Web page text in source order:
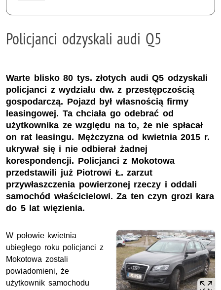
Policjanci odzyskali audi Q5
Warte blisko 80 tys. złotych audi Q5 odzyskali
policjanci z wydziału dw. z przestępczością
gospodarczą. Pojazd był własnością firmy
leasingowej. Ta chciała go odebrać od
użytkownika ze względu na to, że nie spłacał
on rat leasingu. Mężczyzna od kwietnia 2015 r.
ukrywał się i nie odbierał żadnej
korespondencji. Policjanci z Mokotowa
przedstawili już Piotrowi Ł. zarzut
przywłaszczenia powierzonej rzeczy i oddali
samochód właścicielowi. Za ten czyn grozi kara
do 5 lat więzienia.
W połowie kwietnia
ubiegłego roku policjanci z
Mokotowa zostali
powiadomieni, że
użytkownik samochodu